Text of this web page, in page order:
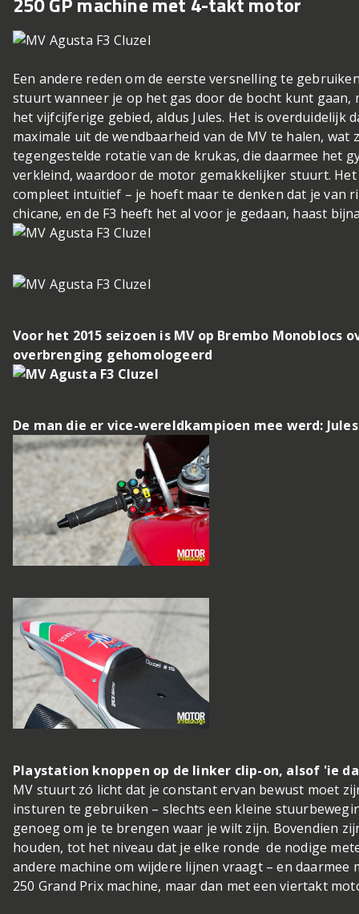
Een andere reden om de eerste versnelling te
stuurt wanneer je op het gas door de bocht kunt gaan,
het vijfcijferige gebied, aldus Jules. Het is overduidelijk
maximale uit de wendbaarheid van de MV te halen, wat
tegengestelde rotatie van de krukas, die daarmee het
verkleind, waardoor de motor gemakkelijker stuurt.
compleet intuïtief – je hoeft maar te denken dat je van
chicane, en de F3 heeft het al voor je gedaan, haast
Voor het 2015 seizoen is MV op Brembo Monoblocs
overbrenging gehomologeerd
De man die er vice-wereldkampioen mee werd:
Playstation knoppen op de linker clip-on, alsof 'ie
MV stuurt zó licht dat je constant ervan bewust moet
insturen te gebruiken – slechts een kleine
genoeg om je te brengen waar je wilt zijn. Bovendien
houden, tot het niveau dat je elke ronde de nodige
andere machine om wijdere lijnen vraagt – en daarmee
250 Grand Prix machine, maar dan met een viertakt